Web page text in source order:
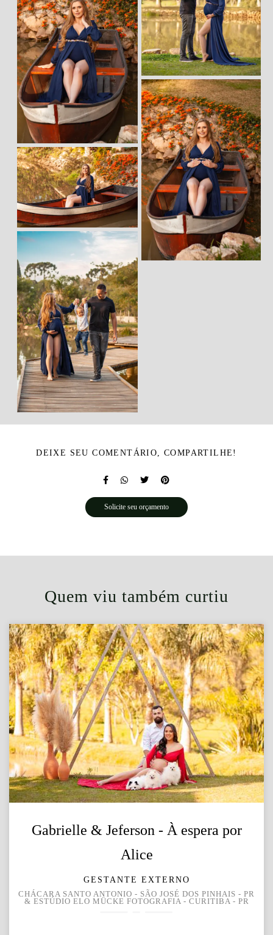
DEIXE SEU COMENTÁRIO, COMPARTILHE!
Solicite seu orçamento
Quem viu também curtiu
Gabrielle & Jeferson - À espera por
Alice
GESTANTE EXTERNO
CHÁCARA SANTO ANTONIO - SÃO JOSÉ DOS PINHAIS - PR
& ESTÚDIO ELO MÜCKE FOTOGRAFIA - CURITIBA - PR